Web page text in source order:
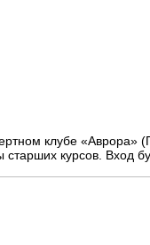
клубе «Аврора»
старших курсов. Вход